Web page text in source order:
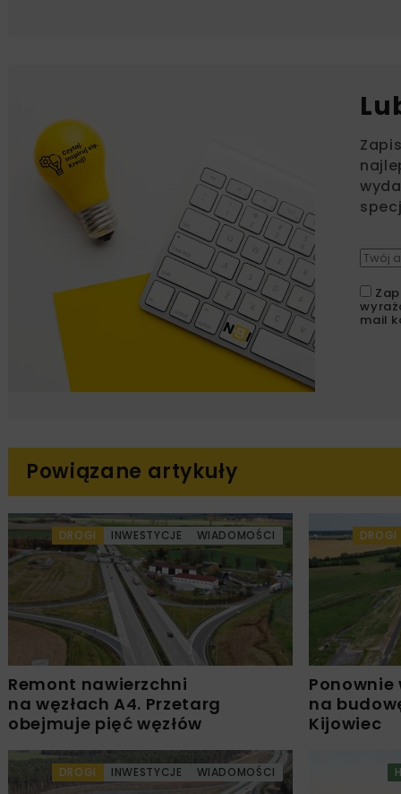
mail
Powiązane artykuły
DROGI INWESTYCJE WIADOMOŚCI
Remont nawierzchni
na węzłach A4. Przetarg
obejmuje pięć węzłów
DROGI
na
Kijowiec
DROGI INWESTYCJE WIADOMOŚCI